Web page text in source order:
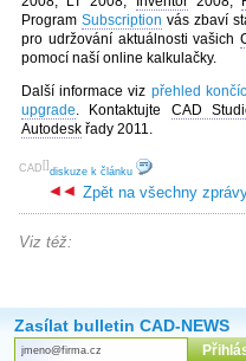
Program Subscription vás zbaví
pro udržování aktuálnosti vašich
pomocí naší online kalkulačky.
Další informace viz přehled
upgrade. Kontaktujte CAD
Autodesk řady 2011.
[
CAD ]
diskuze k článku
Zpět na všechny
Viz též:
Zasílat bulletin CAD-NEWS